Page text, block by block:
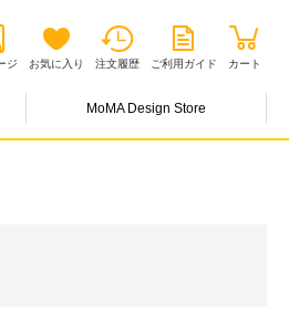
ジ お気に入り 注文履歴 ご利用ガイド カート
MoMA Design Store